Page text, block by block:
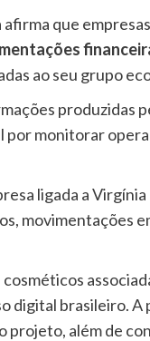
afirma que
ao seu grupo
produzidas
por monitorar
ligada a
movimentações
cosméticos
digital brasileiro. A
além de